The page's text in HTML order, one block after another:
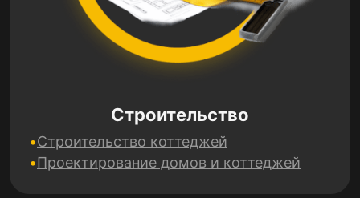
Строительство
Строительство коттеджей
Проектирование домов и коттеджей